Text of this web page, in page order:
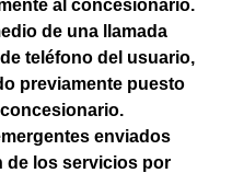
al concesionario.
de una llamada
teléfono del usuario,
previamente puesto
enviados
de los servicios por